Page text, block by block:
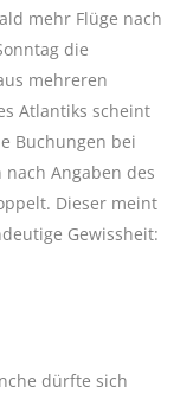
mehr Flüge nach
die
mehreren
Atlantiks scheint
Buchungen bei
Angaben des
Dieser meint
Gewissheit:
dürfte sich